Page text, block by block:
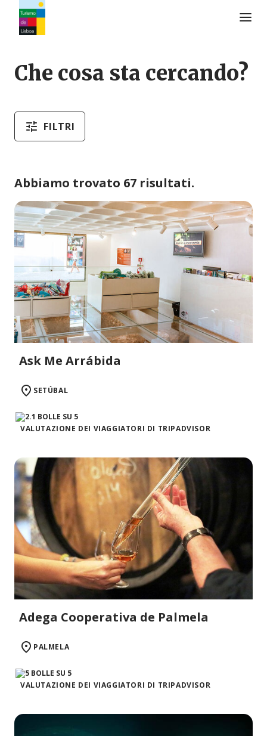
Che cosa sta cercando?
FILTRI
Abbiamo trovato 67 risultati.
Ask Me Arrábida
SETÚBAL
VALUTAZIONE DEI VIAGGIATORI DI TRIPADVISOR
Adega Cooperativa de Palmela
PALMELA
VALUTAZIONE DEI VIAGGIATORI DI TRIPADVISOR